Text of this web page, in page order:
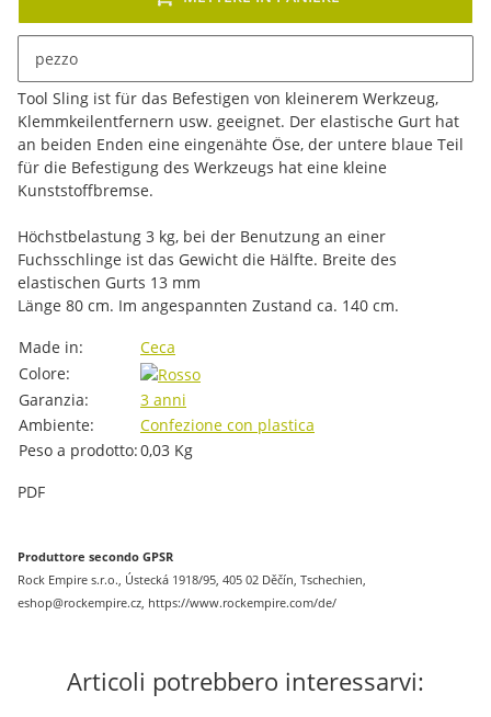
pezzo
Descrizione
Tool Sling ist für das Befestigen von kleinerem Werkzeug,
Klemmkeilentfernern usw. geeignet. Der elastische Gurt hat
an beiden Enden eine eingenähte Öse, der untere blaue Teil
für die Befestigung des Werkzeugs hat eine kleine
Kunststoffbremse.
Höchstbelastung 3 kg, bei der Benutzung an einer
Fuchsschlinge ist das Gewicht die Hälfte. Breite des
elastischen Gurts 13 mm
Länge 80 cm. Im angespannten Zustand ca. 140 cm.
#productDetails.itemInformation#
#productDetails.itemValue#
Made in:
Ceca
Colore:
Garanzia:
3 anni
Ambiente:
Confezione con plastica
Peso a prodotto:0,03 Kg
PDF
Produttore secondo GPSR
Rock Empire s.r.o., Ústecká 1918/95, 405 02 Děčín, Tschechien,
eshop@rockempire.cz, https://www.rockempire.com/de/
Articoli potrebbero interessarvi: